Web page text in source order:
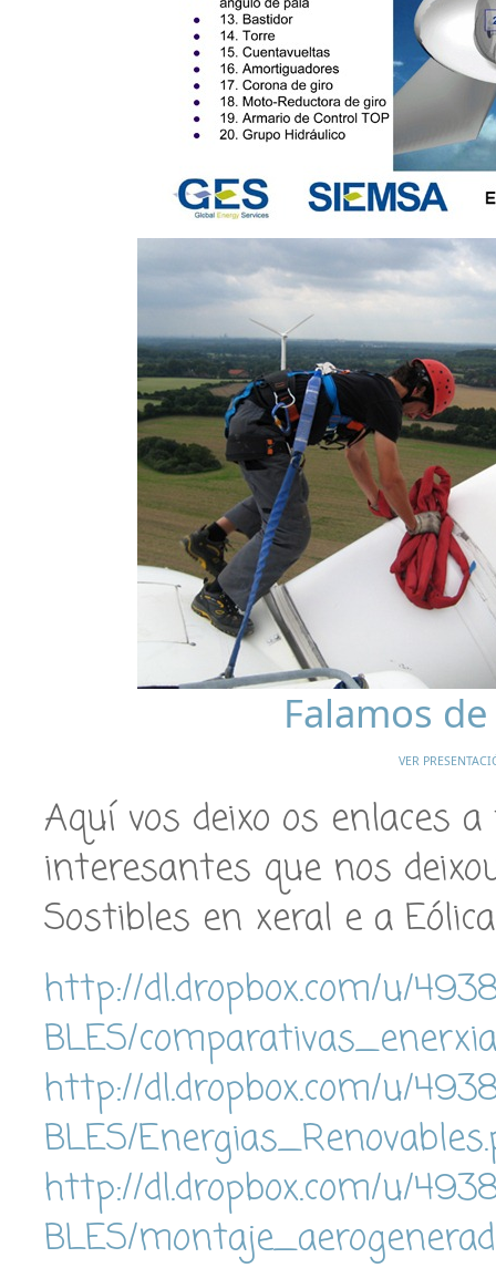
Falamos
VER
Aquí vos deixo os enlaces
interesantes que nos
Sostibles en xeral e a
http://dl.dropbox.com/u/
BLES/
http://dl.dropbox.com/u/
BLES/
http://dl.dropbox.com/u/
BLES/